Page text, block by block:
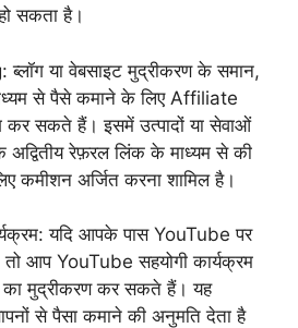
सकता है।
या वेबसाइट मुद्रीकरण के समान,
से पैसे कमाने के लिए Affiliate
सकते हैं। इसमें उत्पादों या सेवाओं
रेफ़रल लिंक के माध्यम से की
कमीशन अर्जित करना शामिल है।
यदि आपके पास YouTube पर
तो आप YouTube सहयोगी कार्यक्रम
मुद्रीकरण कर सकते हैं। यह
से पैसा कमाने की अनुमति देता है